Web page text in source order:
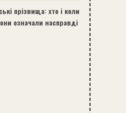
прізвища: хто і коли
означали насправді